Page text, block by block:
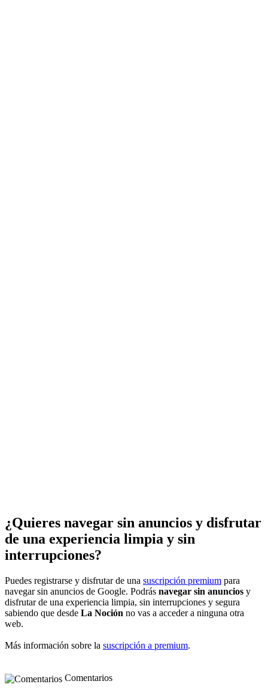
¿Quieres navegar sin anuncios y disfrutar
de una experiencia limpia y sin
interrupciones?
Puedes registrarse y disfrutar de una suscripción premium para
navegar sin anuncios de Google. Podrás navegar sin anuncios y
disfrutar de una experiencia limpia, sin interrupciones y segura
sabiendo que desde La Noción no vas a acceder a ninguna otra
web.
Más información sobre la suscripción a premium.
Comentarios